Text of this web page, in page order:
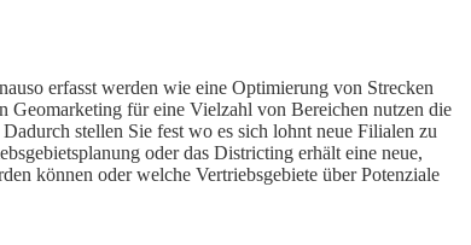
erfasst werden wie eine Optimierung von Strecken
Geomarketing für eine Vielzahl von Bereichen nutzen die
stellen Sie fest wo es sich lohnt neue Filialen zu
oder das Districting erhält eine neue,
können oder welche Vertriebsgebiete über Potenziale